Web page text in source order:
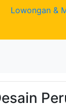
Lowongan &